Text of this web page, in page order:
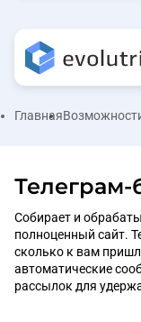
Главная
Телеграм-
Собирает и
полноценный сайт.
сколько к вам
автоматические
рассылок для